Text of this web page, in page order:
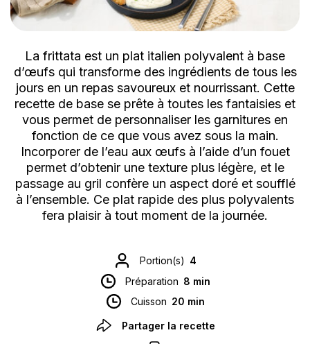
La frittata est un plat italien polyvalent à base
d’œufs qui transforme des ingrédients de tous les
jours en un repas savoureux et nourrissant. Cette
recette de base se prête à toutes les fantaisies et
vous permet de personnaliser les garnitures en
fonction de ce que vous avez sous la main.
Incorporer de l’eau aux œufs à l’aide d’un fouet
permet d’obtenir une texture plus légère, et le
passage au gril confère un aspect doré et soufflé
à l’ensemble. Ce plat rapide des plus polyvalents
fera plaisir à tout moment de la journée.
Portion(s) 4
Préparation 8 min
Cuisson 20 min
Partager la recette